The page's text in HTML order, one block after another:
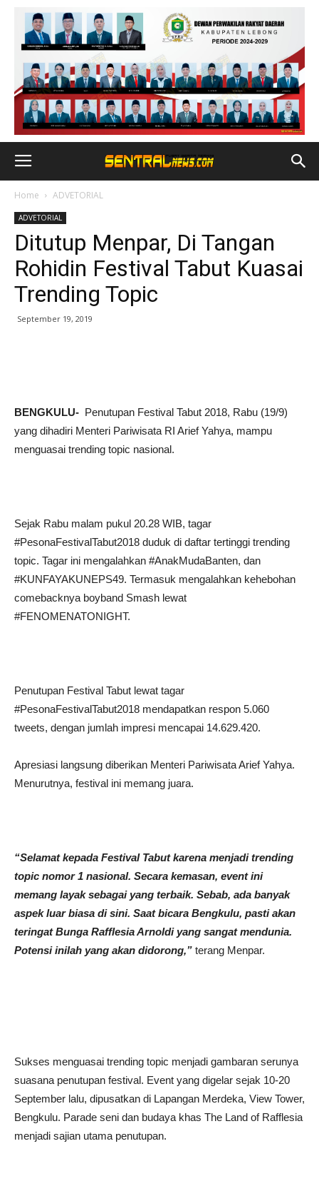
Home ADVETORIAL
ADVETORIAL
Ditutup Menpar, Di Tangan
Rohidin Festival Tabut Kuasai
Trending Topic
September 19, 2019
BENGKULU- Penutupan Festival Tabut 2018, Rabu (19/9)
yang dihadiri Menteri Pariwisata RI Arief Yahya, mampu
menguasai trending topic nasional.
Sejak Rabu malam pukul 20.28 WIB, tagar
#PesonaFestivalTabut2018 duduk di daftar tertinggi trending
topic. Tagar ini mengalahkan #AnakMudaBanten, dan
#KUNFAYAKUNEPS49. Termasuk mengalahkan kehebohan
comebacknya boyband Smash lewat
#FENOMENATONIGHT.
Penutupan Festival Tabut lewat tagar
#PesonaFestivalTabut2018 mendapatkan respon 5.060
tweets, dengan jumlah impresi mencapai 14.629.420.
Apresiasi langsung diberikan Menteri Pariwisata Arief Yahya.
Menurutnya, festival ini memang juara.
“Selamat kepada Festival Tabut karena menjadi trending
topic nomor 1 nasional. Secara kemasan, event ini
memang layak sebagai yang terbaik. Sebab, ada banyak
aspek luar biasa di sini. Saat bicara Bengkulu, pasti akan
teringat Bunga Rafflesia Arnoldi yang sangat mendunia.
Potensi inilah yang akan didorong,” terang Menpar.
Sukses menguasai trending topic menjadi gambaran serunya
suasana penutupan festival. Event yang digelar sejak 10-20
September lalu, dipusatkan di Lapangan Merdeka, View Tower,
Bengkulu. Parade seni dan budaya khas The Land of Rafflesia
menjadi sajian utama penutupan.